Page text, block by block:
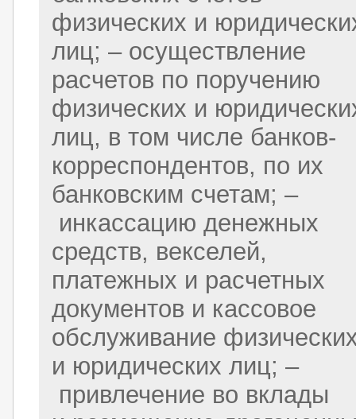
физических и
лиц; – осуществление
расчетов по поручению
физических и
лиц, в том числе банков-
корреспондентов, по их
банковским счетам; –
инкассацию денежных
средств, векселей,
платежных и расчетных
документов и кассовое
обслуживание
и юридических лиц; –
привлечение во вклады